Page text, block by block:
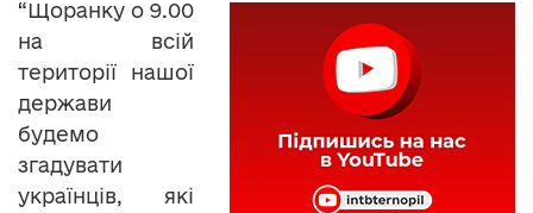
“Щоранку о 9.00
на всій
території нашої
держави
будемо
згадувати
українців, які